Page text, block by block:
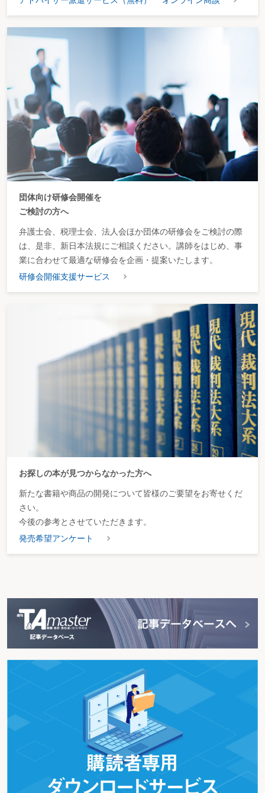
団体向け研修会開催を
ご検討の方へ
弁護士会、税理士会、法人会ほか団体の研修会をご検討の際
は、是非、新日本法規にご相談ください。講師をはじめ、事
業に合わせて最適な研修会を企画・提案いたします。
研修会開催支援サービス
お探しの本が見つからなかった方へ
新たな書籍や商品の開発について皆様のご要望をお寄せくだ
さい。
今後の参考とさせていただきます。
発売希望アンケート